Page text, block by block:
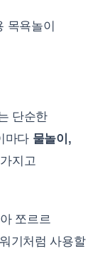
단순한
마다 물놀이,
지고
쪼르르
기처럼 사용할